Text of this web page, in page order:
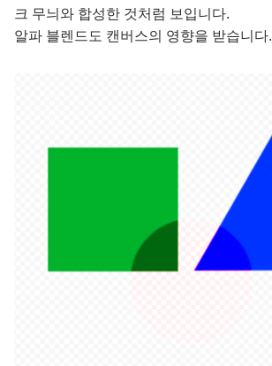
크 무늬와 합성한 것처럼 보입니다.
알파 블렌드도 캔버스의 영향을 받습니다.